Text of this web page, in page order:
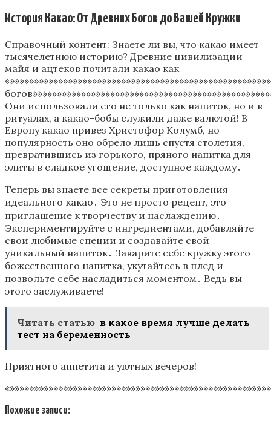
История Какао: От Древних Богов до Вашей Кружки
Справочный контент: Знаете ли вы, что какао имеет
тысячелетнюю историю? Древние цивилизации
майя и ацтеков почитали какао как
Они использовали его не только как напиток, но и в
ритуалах, а какао-бобы служили даже валютой! В
Европу какао привез Христофор Колумб, но
популярность оно обрело лишь спустя столетия,
превратившись из горького, пряного напитка для
элиты в сладкое угощение, доступное каждому․
Теперь вы знаете все секреты приготовления
идеального какао․ Это не просто рецепт, это
приглашение к творчеству и наслаждению․
Экспериментируйте с ингредиентами, добавляйте
свои любимые специи и создавайте свой
уникальный напиток․ Заварите себе кружку этого
божественного напитка, укутайтесь в плед и
позвольте себе насладиться моментом․ Ведь вы
этого заслуживаете!
Читать статью в какое время лучше делать
тест на беременность
Приятного аппетита и уютных вечеров!
Похожие записи: